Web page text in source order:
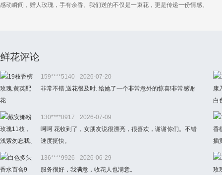
感动瞬间，赠人玫瑰，手有余香。我们送的不仅是一束花，更是传递一份情感。
鲜花评论
159****5140
2026-07-20
非常不错,送花很及时. 给她了一个非常意外的惊喜!非常感谢
130****0917
2026-07-09
呵呵 花收到了，女朋友说很漂亮，很喜欢，谢谢你们。不错
速度挺快。
136****9926
2026-06-29
服务很好，我满意，收花人也满意。